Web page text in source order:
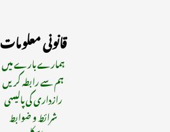
قانونی معلومات
ہمارے بارے میں
ہم سے رابطہ کریں
رازداری کی پالیسی
شرائط و ضوابط